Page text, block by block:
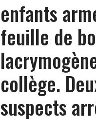
enfants
feuille de
collège.
suspects